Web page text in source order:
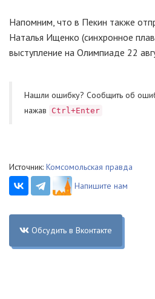
Напомним, что в Пекин также
Наталья Ищенко (синхронное
выступление на Олимпиаде 22
Нашли ошибку? Cообщить об
нажав
Ctrl+Enter
Источник: Комсомольская правда
Напишите нам
Обсудить в Вконтакте